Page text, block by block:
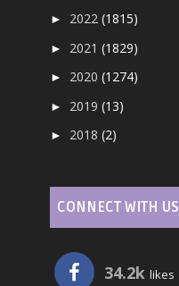
► 2022(1815)
► 2021(1829)
► 2020(1274)
► 2019(13)
► 2018(2)
CONNECT WITH US
34.2k likes